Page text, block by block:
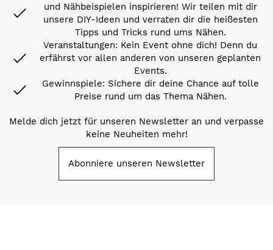
und Nähbeispielen inspirieren! Wir teilen mit dir
unsere DIY-Ideen und verraten dir die heißesten
Tipps und Tricks rund ums Nähen.
Veranstaltungen: Kein Event ohne dich! Denn du
erfährst vor allen anderen von unseren geplanten
Events.
Gewinnspiele: Sichere dir deine Chance auf tolle
Preise rund um das Thema Nähen.
Melde dich jetzt für unseren Newsletter an und verpasse
keine Neuheiten mehr!
Abonniere unseren Newsletter